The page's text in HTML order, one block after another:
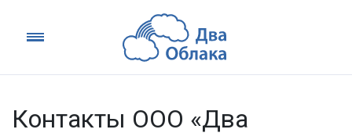
Контакты OOO «Два